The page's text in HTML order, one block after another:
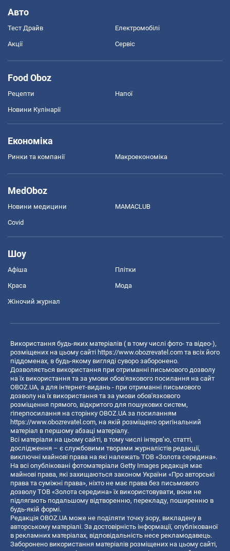
Авто
Тест Драйв Електромобілі
Акції Сервіс
Food Oboz
Рецепти Напої
Новини Кулінарії
Економіка
Ринки та компанії Макроекономіка
MedOboz
Новини медицини MAMACLUB
Covid
Шоу
Афіша Плітки
Краса Мода
Жіночий журнал
Використання будь-яких матеріалів ( в тому числі фото- та відео-),
розміщених на цьому сайті https://www.obozrevatel.com та всіх його
піддоменах, в будь-якому вигляді суворо заборонено.
Дозволяється використання при отриманні письмового дозволу
на їх використання та за умови обов'язкового посилання на сайт
OBOZ.UA, а для інтернет-видань - при отриманні письмового
дозволу на їх використання та за умови обов'язкового
розміщення прямого, відкритого для пошукових систем,
гіперпосилання на сторінку OBOZ.UA за посиланням
https://www.obozrevatel.com, на якій розміщено оригінальний
матеріал в першому абзаці матеріалу.
Всі матеріали на цьому сайті, в тому числі інтерв’ю, статті,
дослідження – є службовими творами журналістів редакції,
виключні майнові права на які належать ТОВ «Золота середина».
На всі опубліковані фотоматеріали Getty Images редакція має
майнові права, які захищаються законом України «Про авторські
права та суміжні права», ніхто не має права без письмового
дозволу ТОВ «Золота середина» їх використовувати, вони не
підлягають подальшому відтворенню, перекладу, поширенню в
будь-якій формі.
Редакція OBOZ.UA може не поділяти точку зору, викладену в
авторському матеріалі. За достовірність інформації, опублікованої
в рекламних матеріалах, відповідальність несе рекламодавець.
Заборонено використання матеріалів розміщених на цьому сайті,